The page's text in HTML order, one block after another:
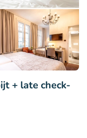
+ late check-